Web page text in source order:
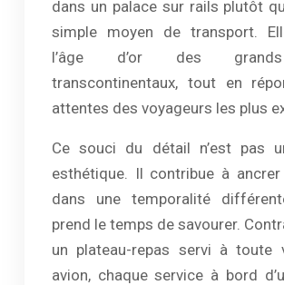
dans un palace sur rails plutôt
simple moyen de transport.
l’âge d’or des
transcontinentaux, tout en
attentes des voyageurs les plus
Ce souci du détail n’est pas
esthétique. Il contribue à
dans une temporalité
prend le temps de savourer.
un plateau-repas servi à toute
avion, chaque service à bord